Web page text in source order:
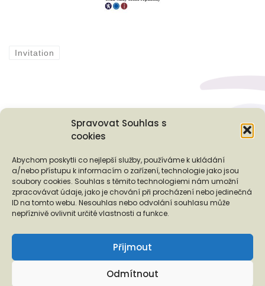
Spravovat Souhlas s
cookies
Abychom poskytli co nejlepší služby, používáme k ukládání
a/nebo přístupu k informacím o zařízení, technologie jako jsou
soubory cookies. Souhlas s těmito technologiemi nám umožní
zpracovávat údaje, jako je chování při procházení nebo jedinečná
ID na tomto webu. Nesouhlas nebo odvolání souhlasu může
nepříznivě ovlivnit určité vlastnosti a funkce.
Přijmout
Odmítnout
Invitation
Podporují nás...
❬ ❭